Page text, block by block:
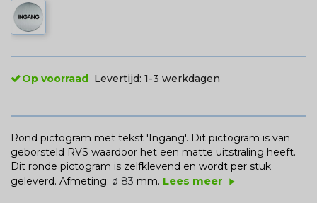
Op voorraad Levertijd: 1-3 werkdagen
Rond pictogram met tekst 'Ingang'. Dit pictogram is van
geborsteld RVS waardoor het een matte uitstraling heeft.
Dit ronde pictogram is zelfklevend en wordt per stuk
geleverd. Afmeting: ø 83 mm. Lees meer play_arrow